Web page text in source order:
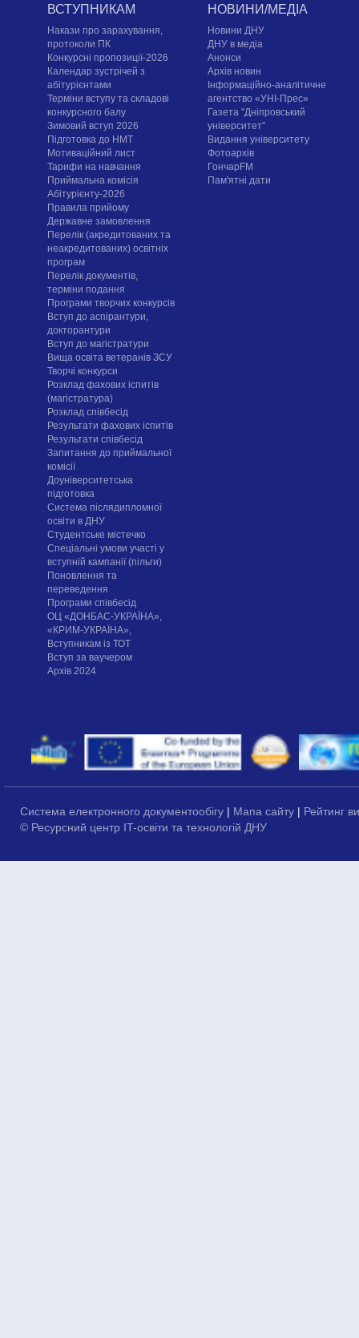
ВСТУПНИКАМ
Накази про зарахування,
протоколи ПК
Конкурсні пропозиції-2026
Календар зустрічей з
абітурієнтами
Терміни вступу та складові
конкурсного балу
Зимовий вступ 2026
Підготовка до НМТ
Мотиваційний лист
Тарифи на навчання
Приймальна комісія
Абітурієнту-2026
Правила прийому
Державне замовлення
Перелік (акредитованих та
неакредитованих) освітніх
програм
Перелік документів,
терміни подання
Програми творчих конкурсiв
Вступ до аспірантури,
докторантури
Вступ до магістратури
Вища освіта ветеранів ЗСУ
Творчі конкурси
Розклад фахових іспитів
(магістратура)
Розклад співбесід
Результати фахових іспитів
Результати співбесід
Запитання до приймальної
комісії
Доуніверситетська
підготовка
Система післядипломної
освіти в ДНУ
Cтудентське містечко
Спеціальні умови участі у
вступній кампанії (пільги)
Поновлення та
переведення
Програми співбесід
ОЦ «ДОНБАС-УКРАЇНА»,
«КРИМ-УКРАЇНА»,
Вступникам із ТОТ
Вступ за ваучером
Архів 2024
НОВИНИ/МЕДІА
Новини ДНУ
ДНУ в медіа
Анонси
Архів новин
Інформаційно-аналітичне
агентство «УНІ-Прес»
Газета "Дніпровський
університет"
Видання університету
Фотоархів
ГончарFM
Пам'ятні дати
Система електронного документообігу | Мапа сайту | Рейтинг
© Ресурсний центр IT-освіти та технологій ДНУ